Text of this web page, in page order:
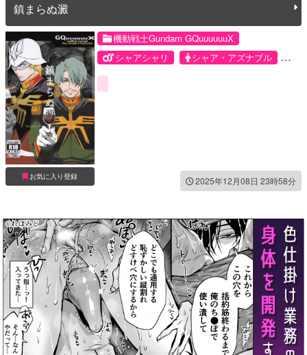
鎮まらぬ澱
お気に入り登録
機動戦士Gundam GQuuuuuuX
シャアシャリ
シャア・アズナブル
2025年12月08日 23時58分